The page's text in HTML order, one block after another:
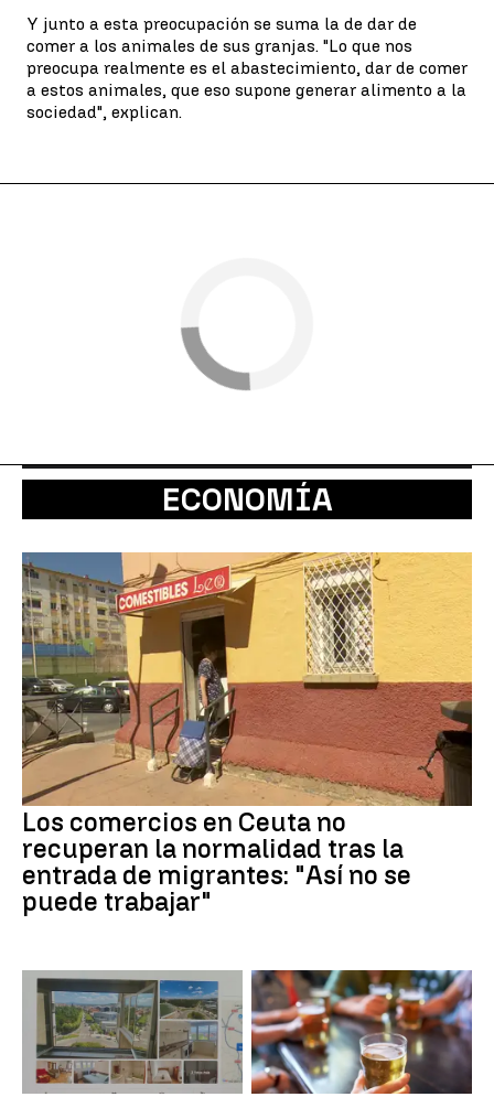
Y junto a esta preocupación se suma la de dar de
comer a los animales de sus granjas. "Lo que nos
preocupa realmente es el abastecimiento, dar de comer
a estos animales, que eso supone generar alimento a la
sociedad", explican.
ECONOMÍA
Los comercios en Ceuta no
recuperan la normalidad tras la
entrada de migrantes: "Así no se
puede trabajar"